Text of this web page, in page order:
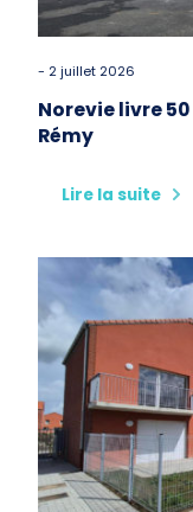
- 2 juillet 2026
Norevie livre
Rémy
Lire la suite